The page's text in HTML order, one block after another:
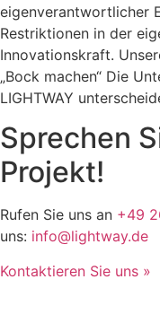
eigenverantwortlicher
Restriktionen in der
Innovationskraft.
„Bock machen“ Die
LIGHTWAY
Sprechen
Projekt!
Rufen Sie uns an +49
uns: info@lightway.de
Kontaktieren Sie uns »